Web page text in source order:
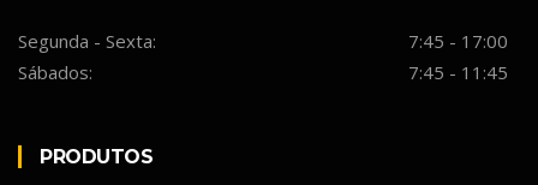
Segunda - Sexta:
7:45 - 17:00
Sábados:
7:45 - 11:45
PRODUTOS